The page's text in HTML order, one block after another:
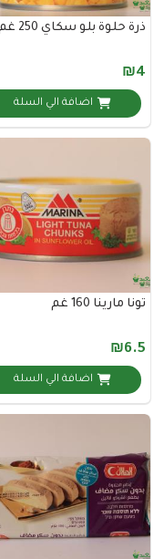
بلو سكاي 250 غم
اضافة الي السلة
160 غم
اضافة الي السلة